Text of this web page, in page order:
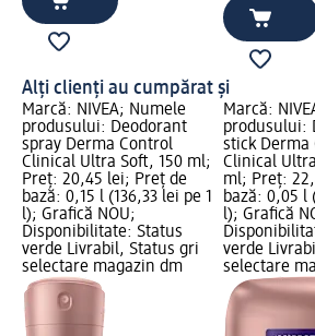
Alți clienți au cumpărat și
Marcă: NIVEA; Numele
produsului: Deodorant
spray Derma Control
Clinical Ultra Soft, 150 ml;
Preț: 20,45 lei; Preț de
bază: 0,15 l (136,33 lei pe 1
l); Grafică NOU;
Disponibilitate: Status
verde Livrabil, Status gri
selectare magazin dm
Marcă:
produsului:
stick Derma
Clinical
ml; Preț:
bază: 0,05 l
l); Grafică
verde
selectare